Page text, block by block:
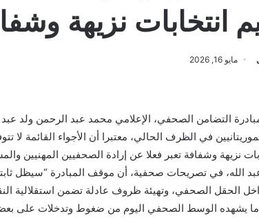
انتخابات نزيهة
مايو 16, 2026
التضامن الصحفي، الإعلامي محمد عبد الرحمن ولد عبد
في الظرف الحالي، معتبرا أن الأجواء القائمة لا
نزيهة وشفافة تعبر فعلا عن إرادة الصحفيين المهنيين
الله، في تصريحات صحفية، أن موقف المبادرة “سيظل
الحقل الصحفي، وتهيئة ظروف عادلة تضمن استقلالية
يشهده الوسط الصحفي اليوم من ضغوط وتدخلات على بعض